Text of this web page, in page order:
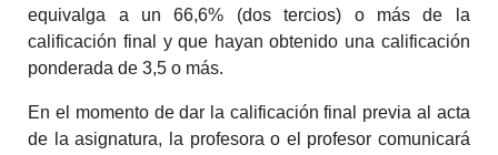
equivalga a un 66,6% (dos tercios) o más de la
calificación final y que hayan obtenido una calificación
ponderada de 3,5 o más.
En el momento de dar la calificación final previa al acta
de la asignatura, la profesora o el profesor comunicará